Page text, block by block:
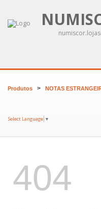
Produtos > NOTAS
Select Language ▼